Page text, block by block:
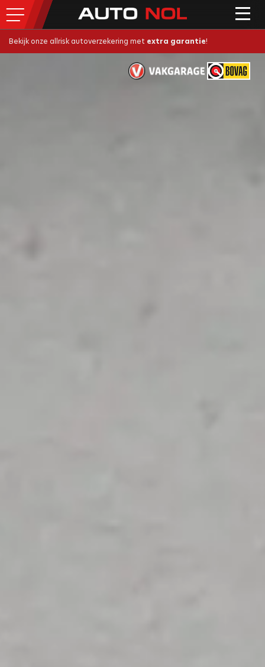
Bekijk onze allrisk autoverzekering met extra garantie!